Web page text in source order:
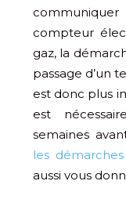
compteur
gaz, la
passage d’un
est donc plus
est
semaines
les
aussi vous